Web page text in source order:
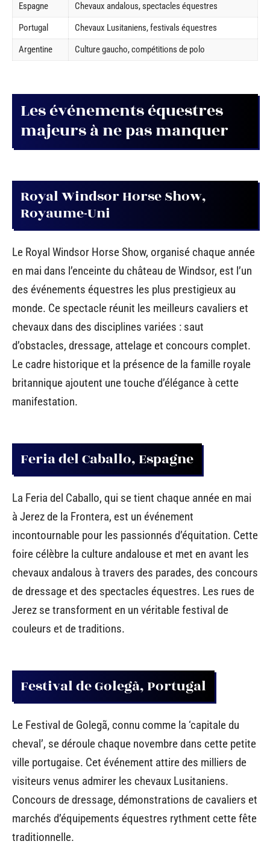
Espagne
Chevaux andalous, spectacles équestres
Portugal
Chevaux Lusitaniens, festivals équestres
Argentine
Culture gaucho, compétitions de polo
Les événements équestres
majeurs à ne pas manquer
Royal Windsor Horse Show,
Royaume-Uni
Le Royal Windsor Horse Show, organisé chaque année
en mai dans l’enceinte du château de Windsor, est l’un
des événements équestres les plus prestigieux au
monde. Ce spectacle réunit les meilleurs cavaliers et
chevaux dans des disciplines variées : saut
d’obstacles, dressage, attelage et concours complet.
Le cadre historique et la présence de la famille royale
britannique ajoutent une touche d’élégance à cette
manifestation.
Feria del Caballo, Espagne
La Feria del Caballo, qui se tient chaque année en mai
à Jerez de la Frontera, est un événement
incontournable pour les passionnés d’équitation. Cette
foire célèbre la culture andalouse et met en avant les
chevaux andalous à travers des parades, des concours
de dressage et des spectacles équestres. Les rues de
Jerez se transforment en un véritable festival de
couleurs et de traditions.
Festival de Golegã, Portugal
Le Festival de Golegã, connu comme la ‘capitale du
cheval’, se déroule chaque novembre dans cette petite
ville portugaise. Cet événement attire des milliers de
visiteurs venus admirer les chevaux Lusitaniens.
Concours de dressage, démonstrations de cavaliers et
marchés d’équipements équestres rythment cette fête
traditionnelle.